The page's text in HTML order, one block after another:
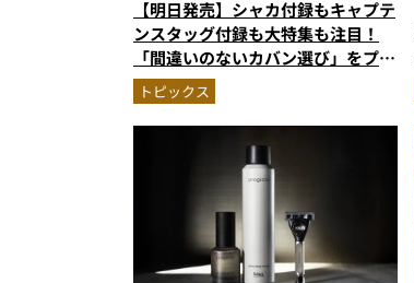
【明日発売】シャカ付録もキャプテ
ンスタッグ付録も大特集も注目！
「間違いのないカバン選び」をプロ
がジャッジ・MonoMax9月号の目
次を公開
トピックス